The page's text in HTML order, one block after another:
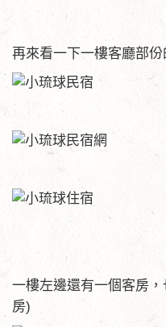
再來看一下一樓客廳部份
一樓左邊還有一個客房
房)